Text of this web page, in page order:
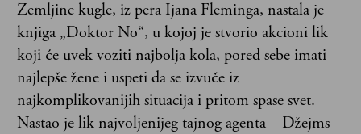
Zemljine kugle, iz pera Ijana Fleminga, nastala je
knjiga „Doktor No“, u kojoj je stvorio akcioni lik
koji će uvek voziti najbolja kola, pored sebe imati
najlepše žene i uspeti da se izvuče iz
najkomplikovanijih situacija i pritom spase svet.
Nastao je lik najvoljenijeg tajnog agenta – Džejms